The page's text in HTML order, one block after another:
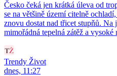
Česko čeká jen krátká úleva od
se na většině území citelně
znovu dostat nad třicet stupňů.
mimořádná tepelná zátěž a vysoké
Trendy Život
dnes, 11:27